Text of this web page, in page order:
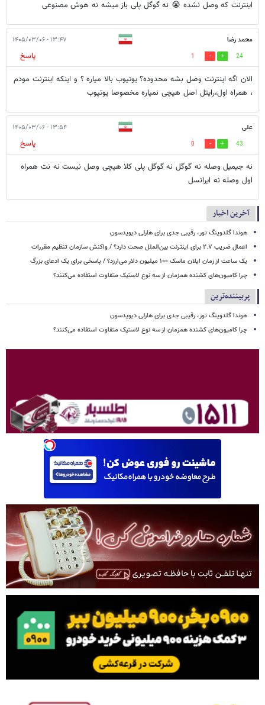
اینترنت که وصل نشده 😭 نه گوگل پلی باز میشه نه هوش مصنوعی
محمد رضا ۱۳:۴۷ - ۱۴۰۵/۰۳/۰۶
24
1
پاسخ
الان اگه اینترنت وصل بشه محدوده؟ یوتیوب بالا میاره ؟ و اینکه اینترنت مودم
، همراه اول،رایتل اصل هیچی نمیاره مخصوصا یوتیوب
علی ۱۳:۵۴ - ۱۴۰۵/۰۳/۰۶
43
0
پاسخ
نه جیمیل وصله نه گوگل نه گوگل پلی کلا هیچی وصل نیست نه نت همراه
اول وصله نه ایرانسل
آخرین اخبار
هوندا گلدوینگ تور، رقیبی جدی برای هارلی دیویدسون
اعمال ضریب ۲.۷ برای اینترنت بین‌الملل صحت دارد؟ / واکنش سازمان تنظیم مقررات
یک ساعت از زمان ایلان ماسک ۱۰۰ میلیون دلار می‌ارزد؟ / پاسخی برای یک ادعای بزرگ
چرا کامیون‌های کشنده همزمان از سه نوع لاستیک متفاوت استفاده می‌کنند؟
پربیننده‌ترین
هوندا گلدوینگ تور، رقیبی جدی برای هارلی دیویدسون
چرا کامیون‌های کشنده همزمان از سه نوع لاستیک متفاوت استفاده می‌کنند؟